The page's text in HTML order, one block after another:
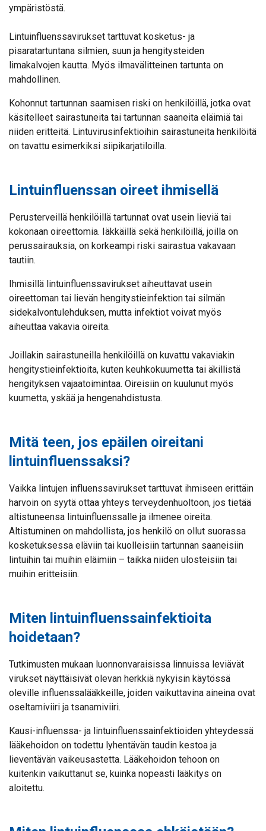
ympäristöstä.
Lintuinfluenssavirukset tarttuvat kosketus- ja
pisaratartuntana silmien, suun ja hengitysteiden
limakalvojen kautta. Myös ilmavälitteinen tartunta on
mahdollinen.
Kohonnut tartunnan saamisen riski on henkilöillä, jotka ovat
käsitelleet sairastuneita tai tartunnan saaneita eläimiä tai
niiden eritteitä. Lintuvirusinfektioihin sairastuneita henkilöitä
on tavattu esimerkiksi siipikarjatiloilla.
Lintuinfluenssan oireet ihmisellä
Perusterveillä henkilöillä tartunnat ovat usein lieviä tai
kokonaan oireettomia. Iäkkäillä sekä henkilöillä, joilla on
perussairauksia, on korkeampi riski sairastua vakavaan
tautiin.
Ihmisillä lintuinfluenssavirukset aiheuttavat usein
oireettoman tai lievän hengitystieinfektion tai silmän
sidekalvontulehduksen, mutta infektiot voivat myös
aiheuttaa vakavia oireita.
Joillakin sairastuneilla henkilöillä on kuvattu vakaviakin
hengitystieinfektioita, kuten keuhkokuumetta tai äkillistä
hengityksen vajaatoimintaa. Oireisiin on kuulunut myös
kuumetta, yskää ja hengenahdistusta.
Mitä teen, jos epäilen oireitani
lintuinfluenssaksi?
Vaikka lintujen influenssavirukset tarttuvat ihmiseen erittäin
harvoin on syytä ottaa yhteys terveydenhuoltoon, jos tietää
altistuneensa lintuinfluenssalle ja ilmenee oireita.
Altistuminen on mahdollista, jos henkilö on ollut suorassa
kosketuksessa eläviin tai kuolleisiin tartunnan saaneisiin
lintuihin tai muihin eläimiin – taikka niiden ulosteisiin tai
muihin eritteisiin.
Miten lintuinfluenssainfektioita
hoidetaan?
Tutkimusten mukaan luonnonvaraisissa linnuissa leviävät
virukset näyttäisivät olevan herkkiä nykyisin käytössä
oleville influenssalääkkeille, joiden vaikuttavina aineina ovat
oseltamiviiri ja tsanamiviiri.
Kausi-influenssa- ja lintuinfluenssainfektioiden yhteydessä
lääkehoidon on todettu lyhentävän taudin kestoa ja
lieventävän vaikeusastetta. Lääkehoidon tehoon on
kuitenkin vaikuttanut se, kuinka nopeasti lääkitys on
aloitettu.